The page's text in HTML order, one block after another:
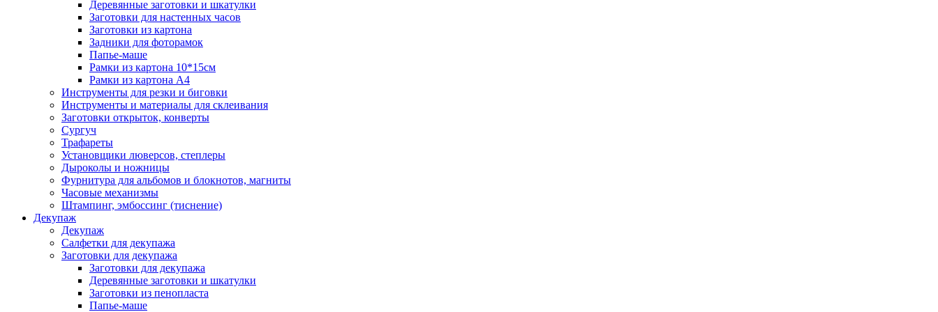
Деревянные заготовки и шкатулки
Заготовки для настенных часов
Заготовки из картона
Задники для фоторамок
Папье-маше
Рамки из картона 10*15см
Рамки из картона А4
Инструменты для резки и биговки
Инструменты и материалы для склеивания
Заготовки открыток, конверты
Сургуч
Трафареты
Установщики люверсов, степлеры
Дыроколы и ножницы
Фурнитура для альбомов и блокнотов, магниты
Часовые механизмы
Штампинг, эмбоссинг (тиснение)
Декупаж
Декупаж
Салфетки для декупажа
Заготовки для декупажа
Заготовки для декупажа
Деревянные заготовки и шкатулки
Заготовки из пенопласта
Папье-маше